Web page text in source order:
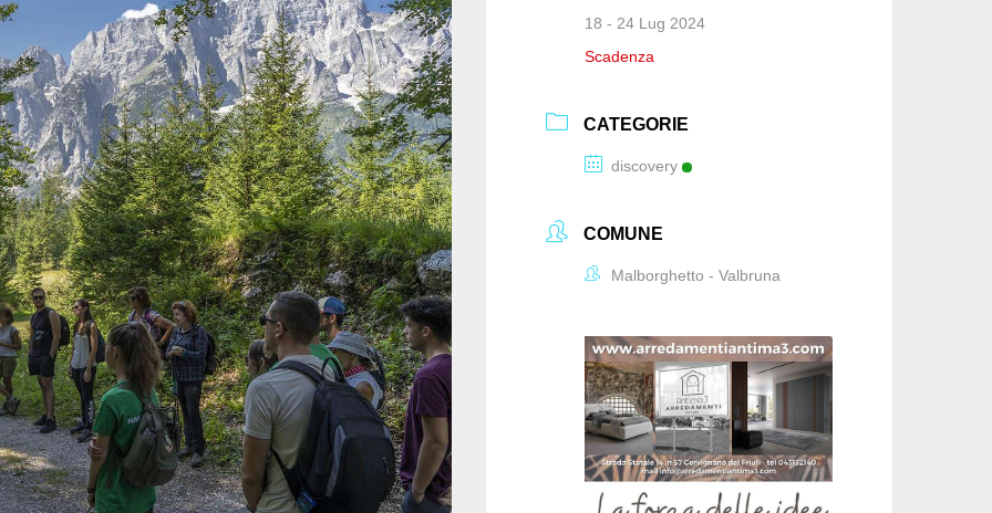
18 - 24 Lug 2024
Scadenza
CATEGORIE
discovery
COMUNE
Malborghetto - Valbruna